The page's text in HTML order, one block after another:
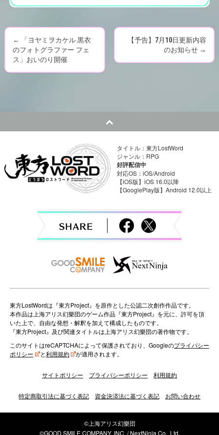
P
o
n
v
o
n
←
「ヨヤミヲカケル 黒衣
のフォトグラファー フェ
ス」おいのり開催
【予告】7月10日更新内容
のお知らせ →
タイトル：東方LostWord
ジャンル：RPG
好評配信中
対応OS：iOS/Android
【iOS版】iOS 16.0以降
【GooglePlay版】Android 12.0以上
東方LostWordは『東方Project』を原作とした公認二次創作作品です。
本作品は上海アリス幻樂団のゲーム作品『東方Project』を元に、許可を頂
いた上で、自由な発想・解釈を加えて構成したものです。
『東方Project』及び関連タイトルは上海アリス幻樂団の著作物です。
このサイトはreCAPTCHAによって保護されており、Googleのプライバシー
ポリシー
と利用規約 が適用されます。
サイトポリシー プライバシーポリシー 利用規約
特定商取引法に基づく表記 資金決済法に基づく表記 お問い合わせ
©上海アリス幻樂団
©GOOD SMILE COMPANY, INC. / NextNinja Co., Ltd.